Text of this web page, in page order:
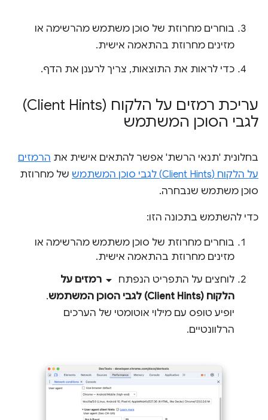
בוחרים מחרוזת של סוכן משתמש מהרשימה או
מזינים מחרוזת בהתאמה אישית.
כדי לראות את התוצאות, צריך לרענן את הדף.
עריכת רמזים על הלקוח (Client Hints)
לגבי הסוכן המשתמש
בחלונית 'תנאי הרשת' אפשר להתאים אישית את הרמזים
על הלקוח (Client Hints) לגבי סוכן המשתמש
של מחרוזת
סוכן משתמש שנבחרה.
כדי להשתמש בתכונה הזו:
בוחרים מחרוזת של סוכן משתמש מהרשימה או
מזינים מחרוזת בהתאמה אישית.
לוחצים על התפריט הנפתח arrow_drop_down רמזים על
הלקוח (Client Hints) לגבי הסוכן המשתמש
.
יופיע טופס עם מילוי אוטומטי של הערכים
הרלוונטיים.